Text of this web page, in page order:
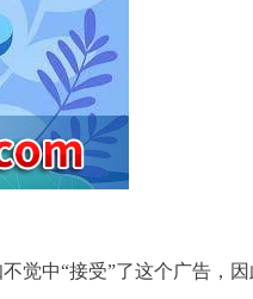
觉中“接受”了这个广告，因